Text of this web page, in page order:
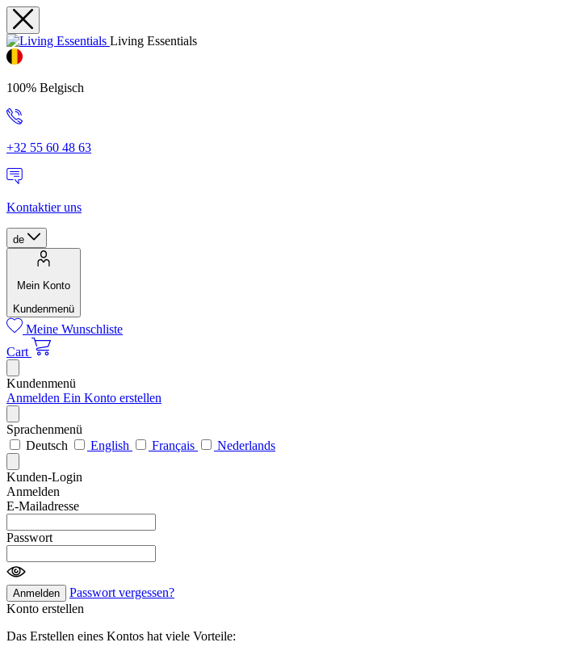
Living Essentials
100% Belgisch
+32 55 60 48 63
Kontaktier uns
de
Mein Konto
Kundenmenü
Meine Wunschliste
Cart
Kundenmenü
Anmelden Ein Konto erstellen
Sprachenmenü
Deutsch
English Français Nederlands
Kunden-Login
Anmelden
E-Mailadresse
Passwort
Anmelden
Passwort vergessen?
Konto erstellen
Das Erstellen eines Kontos hat viele Vorteile: